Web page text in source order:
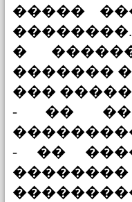
�����
��������.
�
�������
���
- ��
- ��